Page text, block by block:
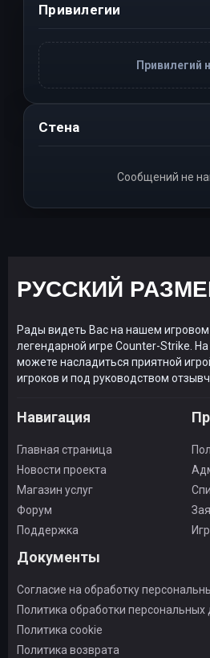
Привилегии
Привилегий
Стена
Сообщений не
РУССКИЙ
Рады видеть Вас на нашем
легендарной игре Counter-Strike.
можете насладиться приятной
игроков и под руководством
Навигация
Главная страница
Новости проекта
Магазин услуг
Форум
Поддержка
Документы
Согласие на обработку
Политика обработки персональных
Политика cookie
Политика возврата